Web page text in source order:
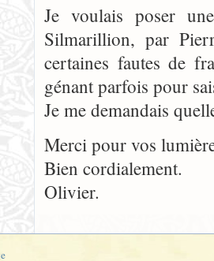
Je voulais poser
Silmarillion, par
certaines fautes de
génant parfois pour
Je me demandais
Merci pour vos
Bien cordialement.
Olivier.